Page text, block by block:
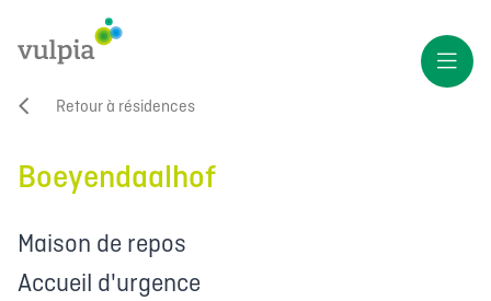
Retour à résidences
Boeyendaalhof
Maison de repos
Accueil d'urgence